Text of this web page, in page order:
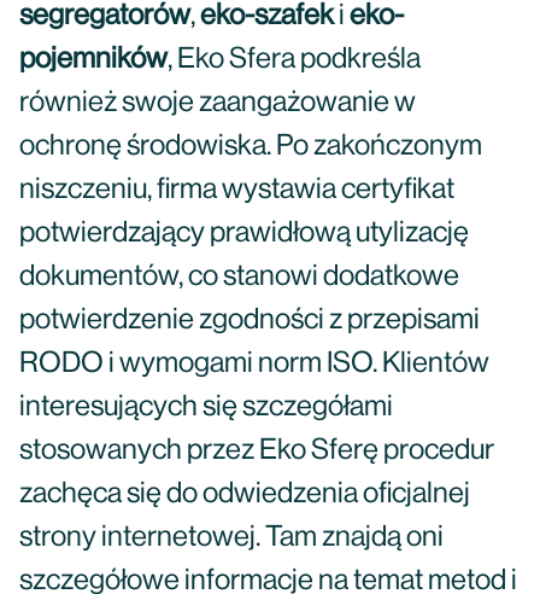
segregatorów,eko-szafeki eko-
pojemników, Eko Sfera podkreśla
również swoje zaangażowanie w
ochronę środowiska. Po zakończonym
niszczeniu, firma wystawia certyfikat
potwierdzający prawidłową utylizację
dokumentów, co stanowi dodatkowe
potwierdzenie zgodności z przepisami
RODO i wymogami norm ISO. Klientów
interesujących się szczegółami
stosowanych przez Eko Sferę procedur
zachęca się do odwiedzenia oficjalnej
strony internetowej. Tam znajdą oni
szczegółowe informacje na temat metod i